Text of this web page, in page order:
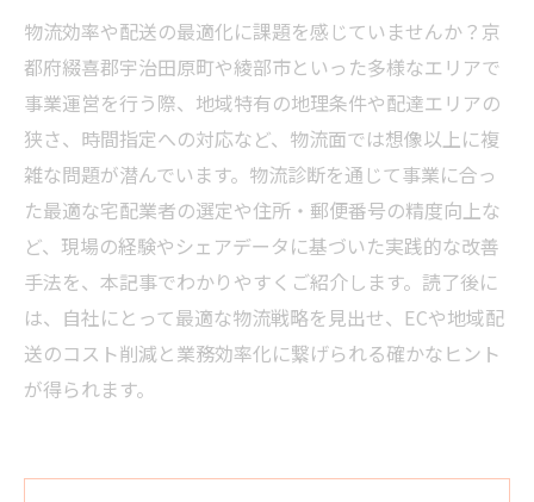
物流効率や配送の最適化に課題を感じていませんか？京
都府綴喜郡宇治田原町や綾部市といった多様なエリアで
事業運営を行う際、地域特有の地理条件や配達エリアの
狭さ、時間指定への対応など、物流面では想像以上に複
雑な問題が潜んでいます。物流診断を通じて事業に合っ
た最適な宅配業者の選定や住所・郵便番号の精度向上な
ど、現場の経験やシェアデータに基づいた実践的な改善
手法を、本記事でわかりやすくご紹介します。読了後に
は、自社にとって最適な物流戦略を見出せ、ECや地域配
送のコスト削減と業務効率化に繋げられる確かなヒント
が得られます。